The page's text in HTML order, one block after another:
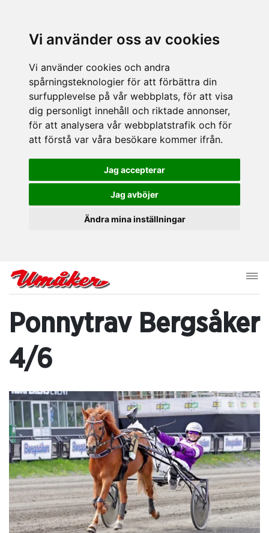
Vi använder oss av cookies
Vi använder cookies och andra
spårningsteknologier för att förbättra din
surfupplevelse på vår webbplats, för att visa
dig personligt innehåll och riktade annonser,
för att analysera vår webbplatstrafik och för
att förstå var våra besökare kommer ifrån.
Jag accepterar
Jag avböjer
Ändra mina inställningar
Ponnytrav Bergsåker
4/6